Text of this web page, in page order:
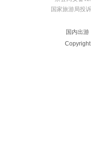
国家旅游局投
国内出游